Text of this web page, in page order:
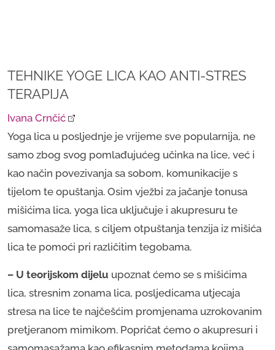
TEHNIKE YOGE LICA KAO ANTI-STRES
TERAPIJA
Ivana Crnčić
Yoga lica u posljednje je vrijeme sve popularnija, ne
samo zbog svog pomlađujućeg učinka na lice, već i
kao način povezivanja sa sobom, komunikacije s
tijelom te opuštanja. Osim vježbi za jačanje tonusa
mišićima lica, yoga lica uključuje i akupresuru te
samomasaže lica, s ciljem otpuštanja tenzija iz mišića
lica te pomoći pri različitim tegobama.
– U teorijskom dijelu upoznat ćemo se s mišićima
lica, stresnim zonama lica, posljedicama utjecaja
stresa na lice te najčešćim promjenama uzrokovanim
pretjeranom mimikom. Popričat ćemo o akupresuri i